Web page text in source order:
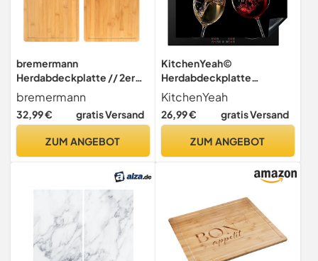
bremermann
Herdabdeckplatte // 2er
Set // Bambus // ca. 52 x 4 x
30 cm (B/H/T)
bremermann
32,99 € gratis Versand
ZUM ANGEBOT
KitchenYeah©
Herdabdeckplatte
Induktion Schutzmatte
Küche Herdabdeckung
KitchenYeah
26,99 € gratis Versand
ZUM ANGEBOT